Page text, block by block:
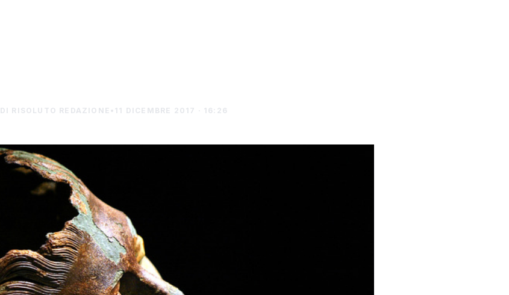
DI RISOLUTO REDAZIONE • 11 DICEMBRE 2017 · 16:26